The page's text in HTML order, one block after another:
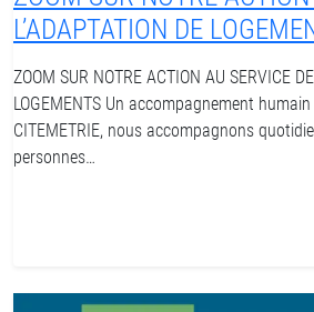
L’ADAPTATION DE
ZOOM SUR NOTRE ACTION AU SERVICE
LOGEMENTS Un accompagnement
CITEMETRIE, nous accompagnons
personnes…